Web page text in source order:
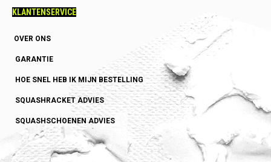
KLANTENSERVICE
OVER ONS
GARANTIE
HOE SNEL HEB IK MIJN BESTELLING
SQUASHRACKET ADVIES
SQUASHSCHOENEN ADVIES